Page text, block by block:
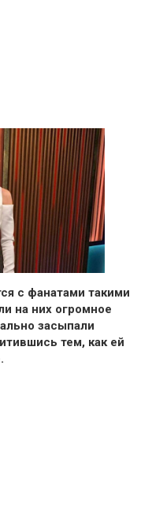
с фанатами такими
на них огромное
засыпали
тем, как ей